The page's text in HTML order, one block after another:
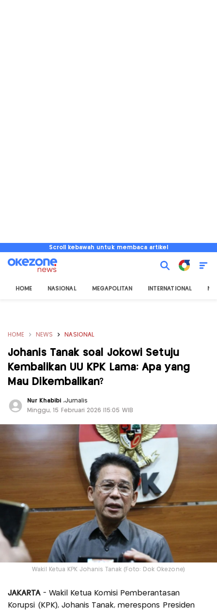
Scroll kebawah untuk membaca artikel
HOME NASIONAL MEGAPOLITAN INTERNATIONAL
HOME NEWS NASIONAL
Johanis Tanak soal Jokowi Setuju
Kembalikan UU KPK Lama: Apa yang
Mau Dikembalikan?
Nur Khabibi ,Jurnalis
Minggu, 15 Februari 2026 |15:05 WIB
Wakil Ketua KPK Johanis Tanak (Foto: Dok Okezone)
JAKARTA- Wakil Ketua Komisi Pemberantasan
Korupsi (KPK), Johanis Tanak, merespons Presiden